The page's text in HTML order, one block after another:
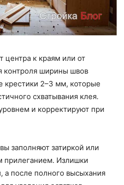
центра к краям или от
контроля ширины швов
крестики 2–3 мм, которые
схватывания клея.
и корректируют при
заполняют затиркой или
прилеганием. Излишки
а после полного высыхания